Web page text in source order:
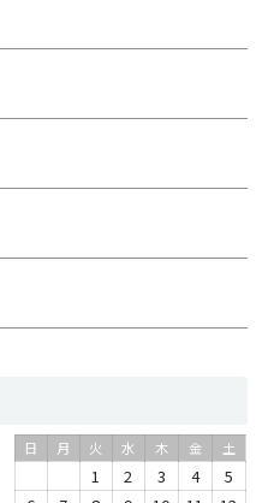
日 月 火 水 木 金 土
1 2 3 4
5